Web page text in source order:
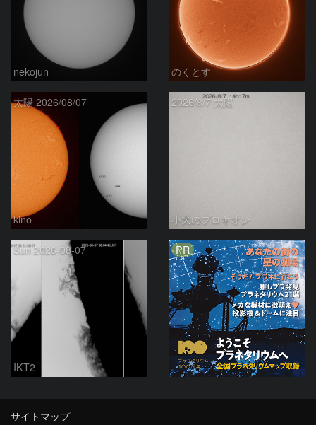
nekojun のくとす
太陽 2026/08/07
kino
2026/8/7 太陽
小犬のプロキオン
Sun 2026-08-07
IKT2
PR
サイトマップ